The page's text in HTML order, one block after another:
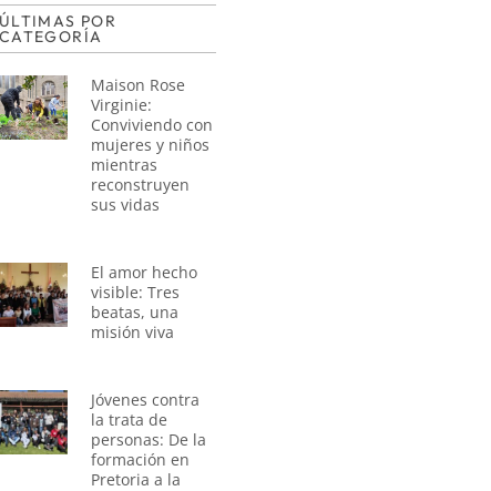
ÚLTIMAS POR
CATEGORÍA
Maison Rose
Virginie:
Conviviendo con
mujeres y niños
mientras
reconstruyen
sus vidas
El amor hecho
visible: Tres
beatas, una
misión viva
Jóvenes contra
la trata de
personas: De la
formación en
Pretoria a la